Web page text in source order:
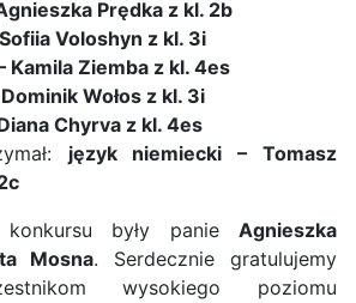
Prędka z kl. 2b
Voloshyn z kl. 3i
Kamila Ziemba z kl. 4es
Wołos z kl. 3i
Chyrva z kl. 4es
język niemiecki – Tomasz
konkursu były panie Agnieszka
Mosna. Serdecznie gratulujemy
wysokiego poziomu